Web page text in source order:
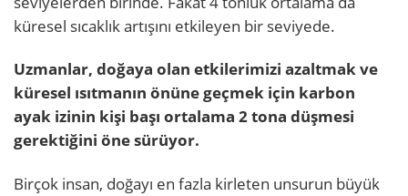
küresel sıcaklık artışını etkileyen bir seviyede.
Uzmanlar, doğaya olan etkilerimizi azaltmak ve
küresel ısıtmanın önüne geçmek için karbon
ayak izinin kişi başı ortalama 2 tona düşmesi
gerektiğini öne sürüyor.
Birçok insan, doğayı en fazla kirleten unsurun büyük